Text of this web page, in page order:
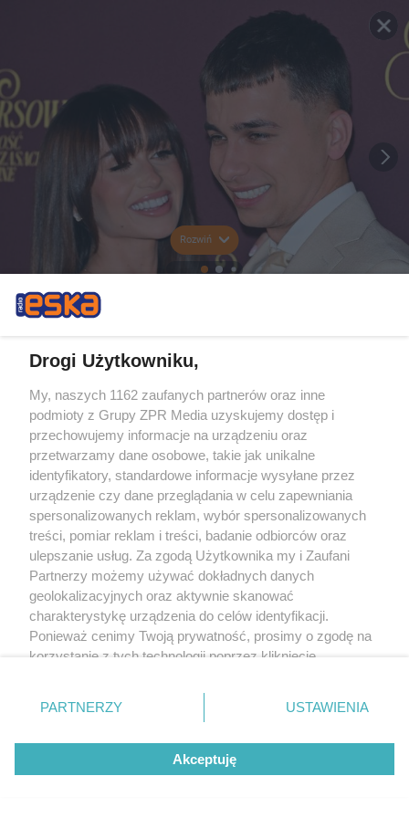
Rozwiń
Drogi Użytkowniku,
My, naszych 1162 zaufanych partnerów oraz inne
podmioty z Grupy ZPR Media uzyskujemy dostęp i
przechowujemy informacje na urządzeniu oraz
przetwarzamy dane osobowe, takie jak unikalne
identyfikatory, standardowe informacje wysyłane przez
urządzenie czy dane przeglądania w celu zapewniania
spersonalizowanych reklam, wybór spersonalizowanych
treści, pomiar reklam i treści, badanie odbiorców oraz
ulepszanie usług. Za zgodą Użytkownika my i Zaufani
Partnerzy możemy używać dokładnych danych
geolokalizacyjnych oraz aktywnie skanować
charakterystykę urządzenia do celów identyfikacji.
Ponieważ cenimy Twoją prywatność, prosimy o zgodę na
korzystanie z tych technologii poprzez kliknięcie
zmienić/wycofać klikając przycisk ustawień prywatności
znajdujący się w lewym dolnym rogu strony
rodzaje przetwarzania danych nie wymagają zgody
użytkownika, ale masz prawo sprzeciwić się takiemu
przetwarzaniu. Preferencje będą miały zastosowanie tylko
PARTNERZY USTAWIENIA
Akceptuję